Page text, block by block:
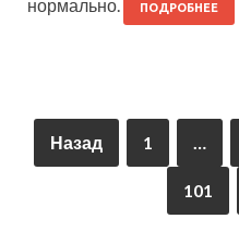
нормально. ПОДРОБНЕЕ
Назад 1 …
101